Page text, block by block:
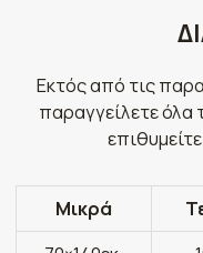
Εκτός από τις
παραγγείλετε όλα
Μικρά